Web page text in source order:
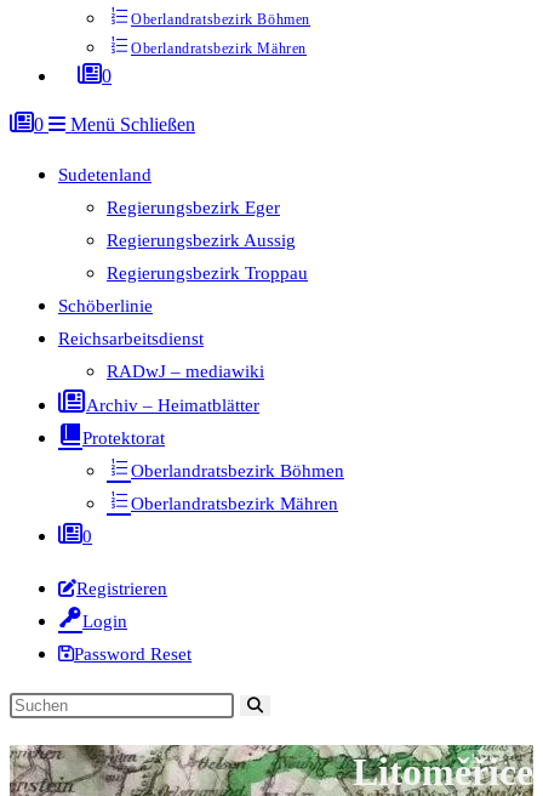
Oberlandratsbezirk Böhmen
Oberlandratsbezirk Mähren
0
0 Menü Schließen
Sudetenland
Regierungsbezirk Eger
Regierungsbezirk Aussig
Regierungsbezirk Troppau
Schöberlinie
Reichsarbeitsdienst
RADwJ – mediawiki
Archiv – Heimatblätter
Protektorat
Oberlandratsbezirk Böhmen
Oberlandratsbezirk Mähren
0
Registrieren
Login
Password Reset
Diese
durchsuchen
Litoměřice